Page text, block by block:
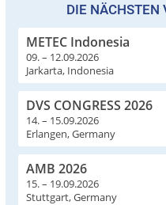
DIE NÄCHSTEN
METEC Indonesia
09. – 12.09.2026
Jarkarta, Indonesia
DVS CONGRESS 2026
14. – 15.09.2026
Erlangen, Germany
AMB 2026
15. – 19.09.2026
Stuttgart, Germany